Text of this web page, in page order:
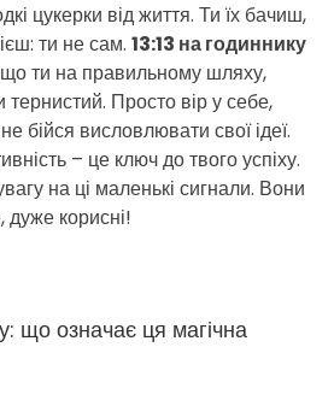
цукерки від життя. Ти їх бачиш,
ти не сам. 13:13 на годиннику
ти на правильному шляху,
тернистий. Просто вір у себе,
бійся висловлювати свої ідеї.
– це ключ до твого успіху.
на ці маленькі сигнали. Вони
дуже корисні!
що означає ця магічна